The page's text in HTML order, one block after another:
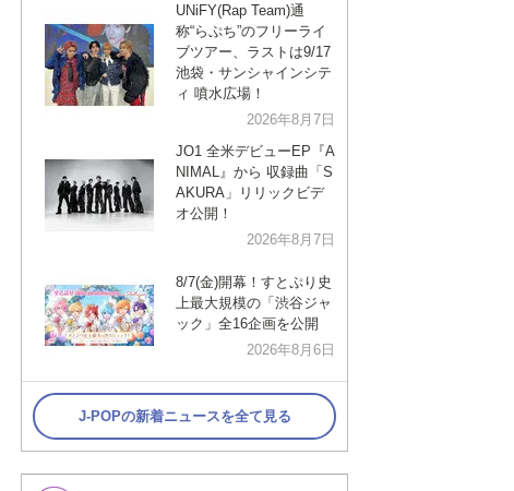
洋楽
VTuber ディズニー
UNiFY(Rap Team)通
称“らぷち”のフリーライ
ブツアー、ラストは9/17
池袋・サンシャインシテ
ィ 噴水広場！
2026年8月7日
JO1 全米デビューEP『A
NIMAL』から 収録曲「S
AKURA」リリックビデ
オ公開！
2026年8月7日
8/7(金)開幕！すとぷり史
上最大規模の「渋谷ジャ
ック」全16企画を公開
2026年8月6日
J-POPの新着ニュースを全て見る